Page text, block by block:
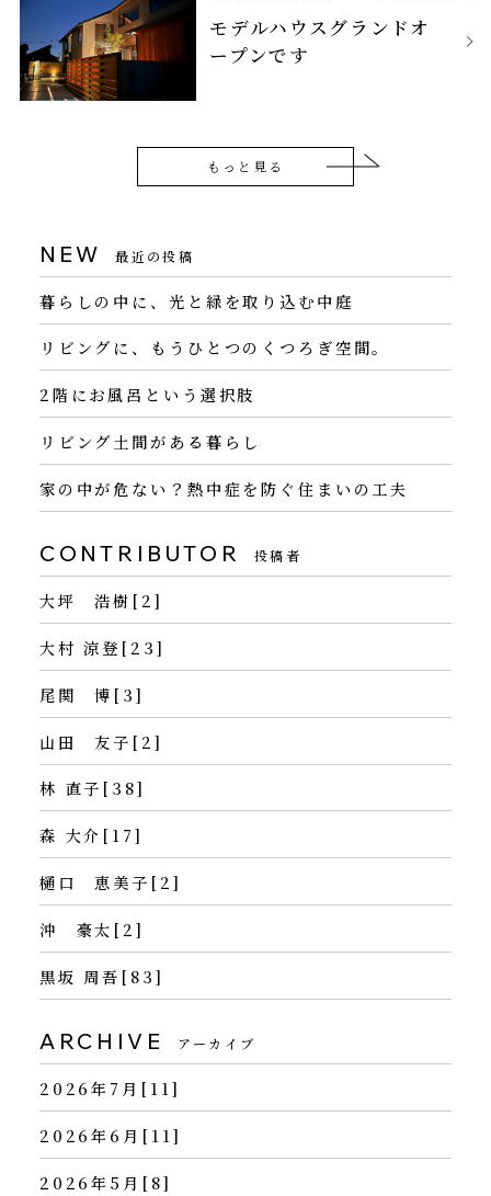
モデルハウスグランドオ
ープンです
もっと見る
NEW 最近の投稿
暮らしの中に、光と緑を取り込む中庭
リビングに、もうひとつのくつろぎ空間。
2階にお風呂という選択肢
リビング土間がある暮らし
家の中が危ない？熱中症を防ぐ住まいの工夫
CONTRIBUTOR 投稿者
大坪 浩樹[2]
大村 涼登[23]
尾関 博[3]
山田 友子[2]
林 直子[38]
森 大介[17]
樋口 恵美子[2]
沖 豪太[2]
黒坂 周吾[83]
ARCHIVE アーカイブ
2026年7月[11]
2026年6月[11]
2026年5月[8]